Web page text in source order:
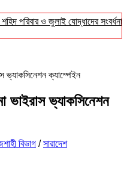
পরিবার ও জুলাই যোদ্ধাদের সংবর্ধনা
ভ্যাকসিনেশন ক্যাম্পেইন
ভাইরাস ভ্যাকসিনেশন
বিভাগ /সারাদেশ